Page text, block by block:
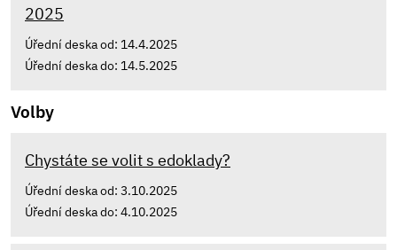
2025
Úřední deska od: 14.4.2025
Úřední deska do: 14.5.2025
Volby
Chystáte se volit s edoklady?
Úřední deska od: 3.10.2025
Úřední deska do: 4.10.2025